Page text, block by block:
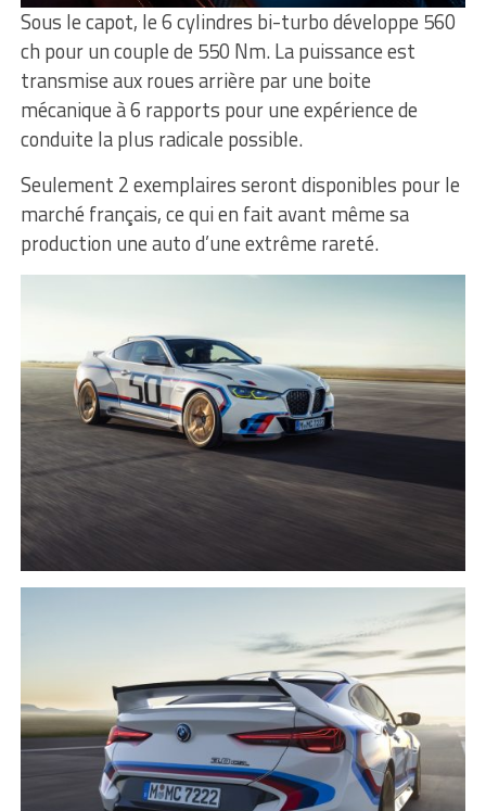
Sous le capot, le 6 cylindres bi-turbo développe 560
ch pour un couple de 550 Nm. La puissance est
transmise aux roues arrière par une boite
mécanique à 6 rapports pour une expérience de
conduite la plus radicale possible.
Seulement 2 exemplaires seront disponibles pour le
marché français, ce qui en fait avant même sa
production une auto d’une extrême rareté.